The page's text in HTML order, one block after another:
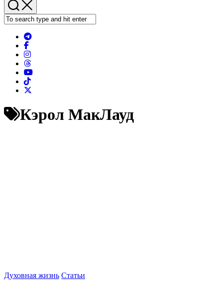
Кэрол МакЛауд
Духовная жизнь Статьи